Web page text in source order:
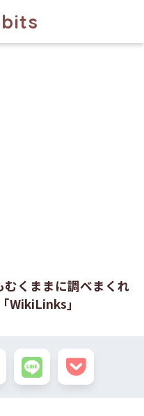
くままに調べまくれ
WikiLinks」